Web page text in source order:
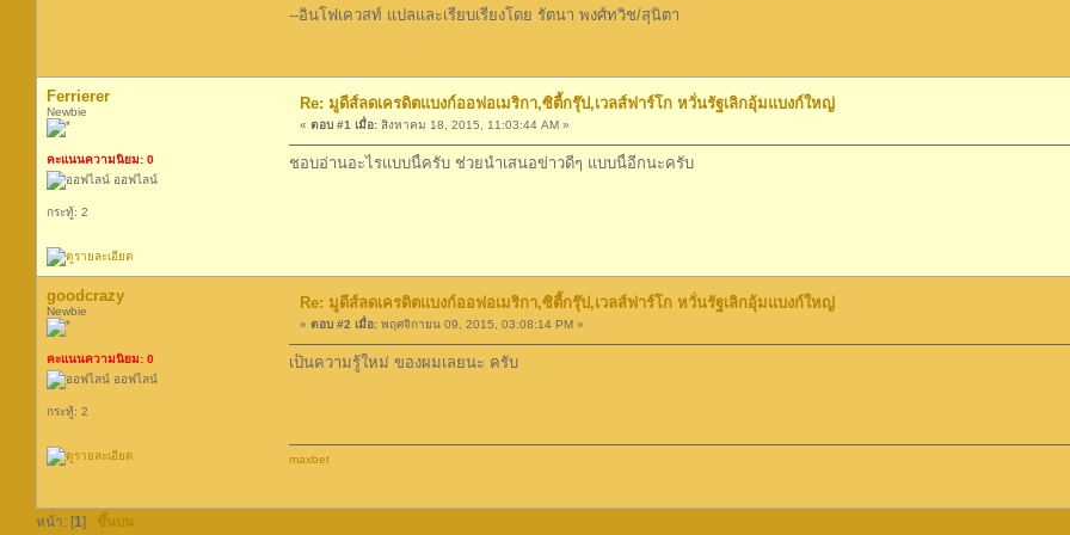
--อินโฟเควสท์ แปลและเรียบเรียงโดย รัตนา พงศ์ทวิช/สุนิตา
Ferrierer
Newbie
คะแนนความนิยม: 0
ออฟไลน์
กระทู้: 2
Re: มูดีส์ลดเครดิตแบงก์ออฟอเมริกา,ซิตี้กรุ๊ป,เวลส์ฟาร์โก หวั่นรัฐเลิกอุ้มแบงก์ใหญ่
« ตอบ #1 เมื่อ: สิงหาคม 18, 2015, 11:03:44 AM »
ชอบอ่านอะไรแบบนี้ครับ ช่วยนำเสนอข่าวดีๆ แบบนี้อีกนะครับ
goodcrazy
Newbie
คะแนนความนิยม: 0
ออฟไลน์
กระทู้: 2
Re: มูดีส์ลดเครดิตแบงก์ออฟอเมริกา,ซิตี้กรุ๊ป,เวลส์ฟาร์โก หวั่นรัฐเลิกอุ้มแบงก์ใหญ่
« ตอบ #2 เมื่อ: พฤศจิกายน 09, 2015, 03:08:14 PM »
เป็นความรู้ใหม่ ของผมเลยนะ ครับ
maxbet
หน้า: [1] ขึ้นบน